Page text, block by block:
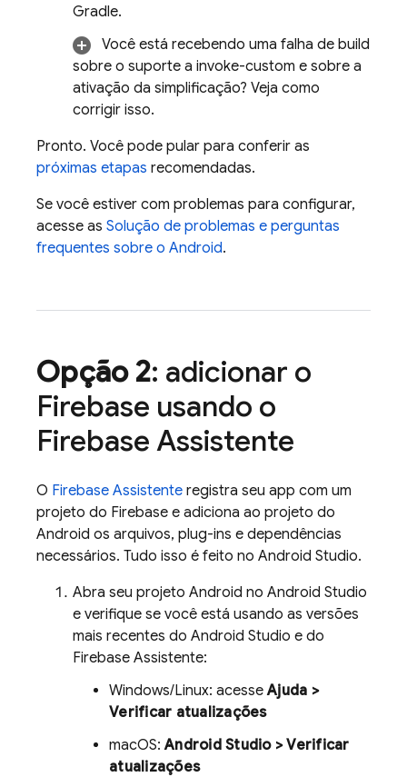
Gradle.
Você está recebendo uma falha de build
sobre o suporte a invoke-custom e sobre a
ativação da simplificação? Veja como
corrigir isso.
Pronto. Você pode pular para conferir as
próximas etapas recomendadas.
Se você estiver com problemas para configurar,
acesse as Solução de problemas e perguntas
frequentes sobre o Android.
Opção 2: adicionar o
Firebase usando o
Firebase Assistente
O Firebase Assistente registra seu app com um
projeto do Firebase e adiciona ao projeto do
Android os arquivos, plug-ins e dependências
necessários. Tudo isso é feito no Android Studio.
Abra seu projeto Android no Android Studio
e verifique se você está usando as versões
mais recentes do Android Studio e do
Firebase Assistente:
Windows/Linux: acesseAjuda >
Verificar atualizações
macOS:Android Studio > Verificar
atualizações